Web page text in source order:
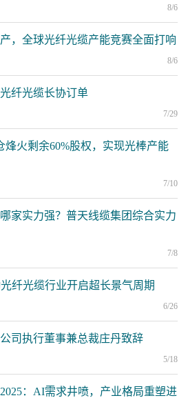
8/6
，全球光纤光缆产能竞赛全面打响
8/6
纤光缆长协订单
7/29
烽火剩余60%股权，实现光棒产能
7/10
家实力强？普天线缆集团综合实力
7/8
纤光缆行业开启超长景气周期
6/26
司执行董事兼总裁庄丹致辞
5/18
：AI需求井喷，产业格局重塑进